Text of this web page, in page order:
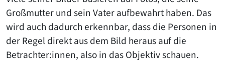
Großmutter und sein Vater aufbewahrt haben. Das
wird auch dadurch erkennbar, dass die Personen in
der Regel direkt aus dem Bild heraus auf die
Betrachter:innen, also in das Objektiv schauen.